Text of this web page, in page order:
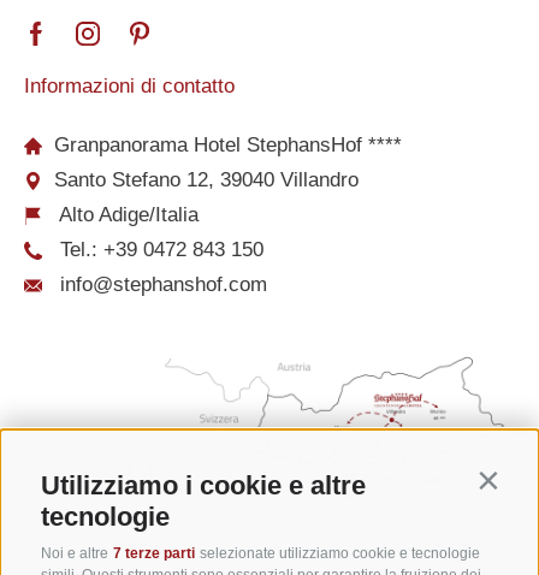
Utilizziamo i cookie e altre
tecnologie
Noi e altre 7 terze parti selezionate utilizziamo cookie e tecnologie
Informazioni di contatto
Granpanorama Hotel StephansHof ****
Santo Stefano 12, 39040 Villandro
Alto Adige/Italia
Tel.: +39 0472 843 150
info@stephanshof.com